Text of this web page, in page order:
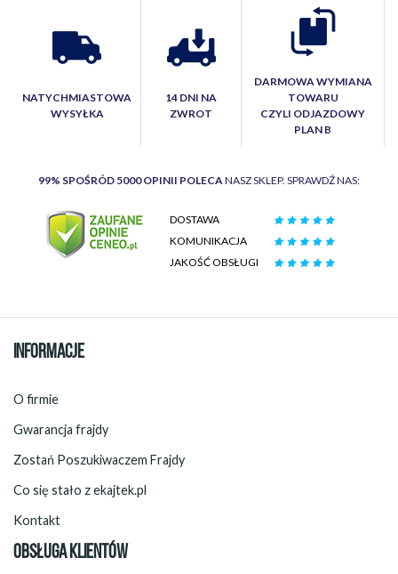
NATYCHMIASTOWA
WYSYŁKA
14 DNI NA
ZWROT
DARMOWA WYMIANA
TOWARU
CZYLI ODJAZDOWY
PLAN B
99% SPOŚRÓD 5000 OPINII POLECANASZ SKLEP. SPRAWDŹ NAS:
DOSTAWA
KOMUNIKACJA
JAKOŚĆ OBSŁUGI
INFORMACJE
O firmie
Gwarancja frajdy
Zostań Poszukiwaczem Frajdy
Co się stało z ekajtek.pl
Kontakt
OBSŁUGA KLIENTÓW